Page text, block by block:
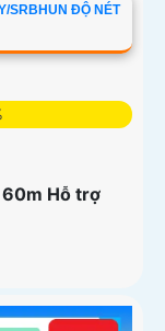
SRBHUN ĐỘ NÉT
60m Hỗ trợ